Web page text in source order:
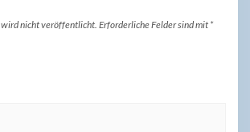
nicht veröffentlicht. Erforderliche Felder sind mit *